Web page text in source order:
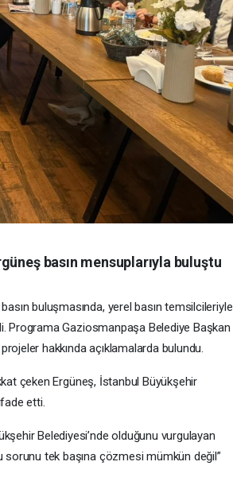
basın mensuplarıyla buluştu
buluşmasında, yerel basın temsilcileriyle
Programa Gaziosmanpaşa Belediye Başkan
hakkında açıklamalarda bulundu.
çeken Ergüneş, İstanbul Büyükşehir
etti.
Belediyesi’nde olduğunu vurgulayan
sorunu tek başına çözmesi mümkün değil”